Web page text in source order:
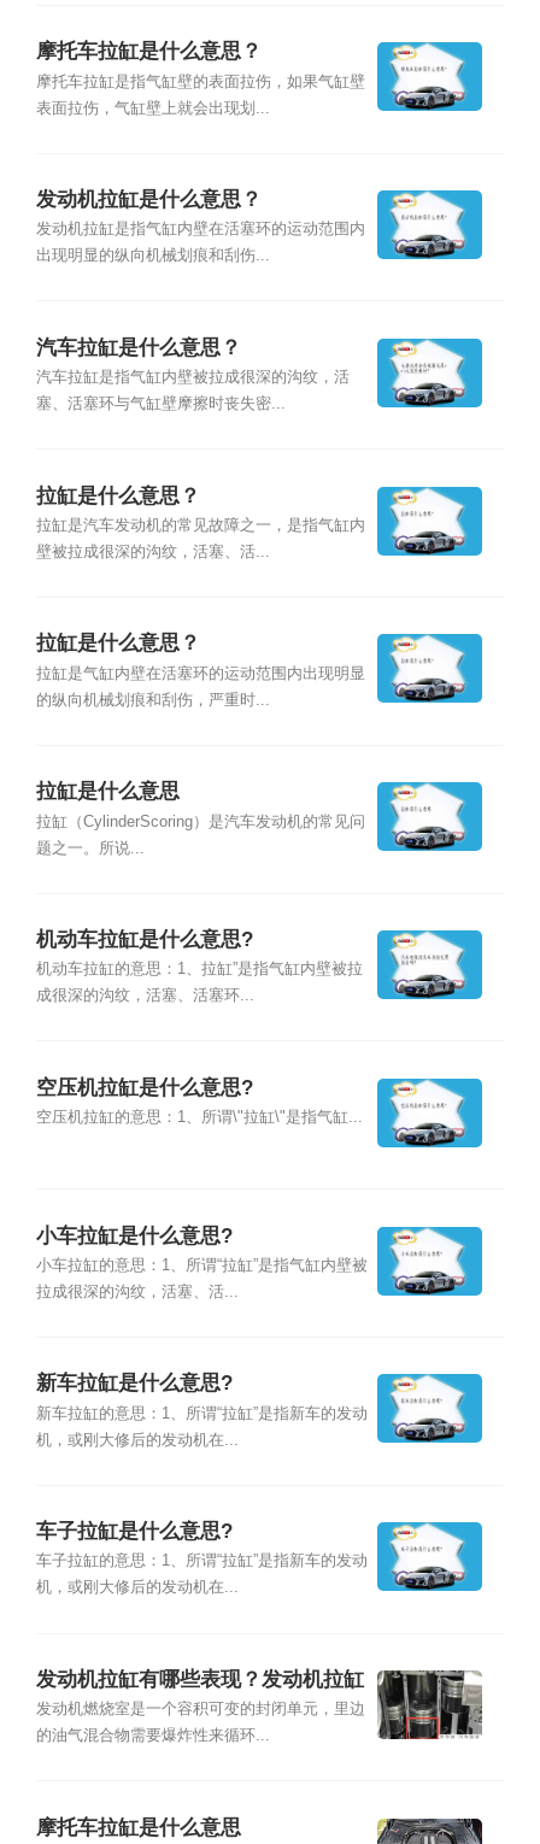
摩托车拉缸是什么意思？
摩托车拉缸是指气缸壁的表面拉伤，如果气缸壁
表面拉伤，气缸壁上就会出现划...
发动机拉缸是什么意思？
发动机拉缸是指气缸内壁在活塞环的运动范围内
出现明显的纵向机械划痕和刮伤...
汽车拉缸是什么意思？
汽车拉缸是指气缸内壁被拉成很深的沟纹，活
塞、活塞环与气缸壁摩擦时丧失密...
拉缸是什么意思？
拉缸是汽车发动机的常见故障之一，是指气缸内
壁被拉成很深的沟纹，活塞、活...
拉缸是什么意思？
拉缸是气缸内壁在活塞环的运动范围内出现明显
的纵向机械划痕和刮伤，严重时...
拉缸是什么意思
拉缸（CylinderScoring）是汽车发动机的常见问
题之一。所说...
机动车拉缸是什么意思?
机动车拉缸的意思：1、拉缸”是指气缸内壁被拉
成很深的沟纹，活塞、活塞环...
空压机拉缸是什么意思?
空压机拉缸的意思：1、所谓\"拉缸\"是指气缸...
小车拉缸是什么意思?
小车拉缸的意思：1、所谓“拉缸”是指气缸内壁被
拉成很深的沟纹，活塞、活...
新车拉缸是什么意思?
新车拉缸的意思：1、所谓“拉缸”是指新车的发动
机，或刚大修后的发动机在...
车子拉缸是什么意思?
车子拉缸的意思：1、所谓“拉缸”是指新车的发动
机，或刚大修后的发动机在...
发动机拉缸有哪些表现？发动机拉缸
的前兆
发动机燃烧室是一个容积可变的封闭单元，里边
的油气混合物需要爆炸性来循环...
摩托车拉缸是什么意思